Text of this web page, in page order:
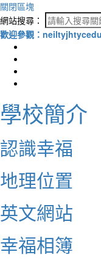
關閉區塊
網站搜尋：
歡迎參觀：
學校簡介
認識幸福
地理位置
英文網站
幸福相簿